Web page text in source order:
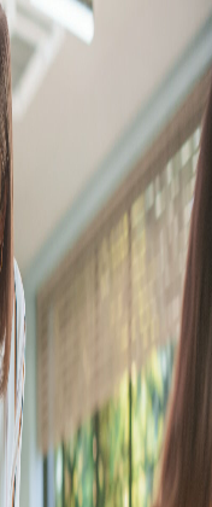
INFORMAÇÕES